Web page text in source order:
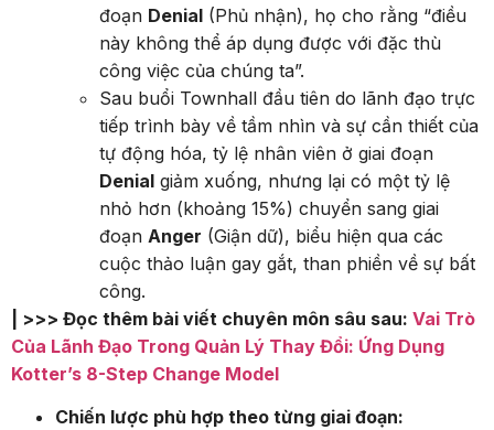
đoạn Denial (Phủ nhận), họ cho rằng “điều
này không thể áp dụng được với đặc thù
công việc của chúng ta”.
Sau buổi Townhall đầu tiên do lãnh đạo trực
tiếp trình bày về tầm nhìn và sự cần thiết của
tự động hóa, tỷ lệ nhân viên ở giai đoạn
Denial giảm xuống, nhưng lại có một tỷ lệ
nhỏ hơn (khoảng 15%) chuyển sang giai
đoạn Anger (Giận dữ), biểu hiện qua các
cuộc thảo luận gay gắt, than phiền về sự bất
công.
| >>> Đọc thêm bài viết chuyên môn sâu sau: Vai Trò
Của Lãnh Đạo Trong Quản Lý Thay Đổi: Ứng Dụng
Kotter’s 8-Step Change Model
Chiến lược phù hợp theo từng giai đoạn: